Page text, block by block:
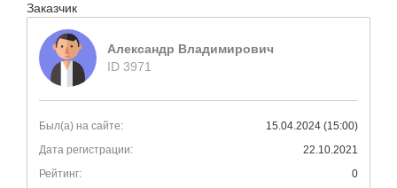
Заказчик
Александр Владимирович
ID 3971
Был(а) на сайте:
15.04.2024 (15:00)
Дата регистрации:
22.10.2021
Рейтинг:
0